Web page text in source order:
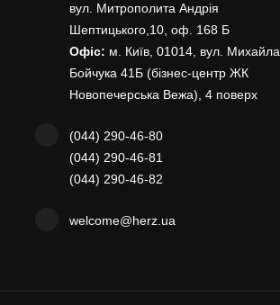
вул. Митрополита Андрія
Шептицького,10, оф. 168 Б
Офіс: м. Київ, 01014, вул. Михайла
Бойчука 41Б (бізнес-центр ЖК
Новопечерська Вежа), 4 поверх
(044) 290-46-80
(044) 290-46-81
(044) 290-46-82
welcome@herz.ua